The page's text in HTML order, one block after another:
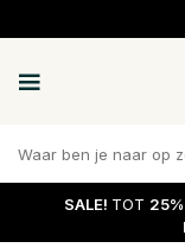
SALE! TOT